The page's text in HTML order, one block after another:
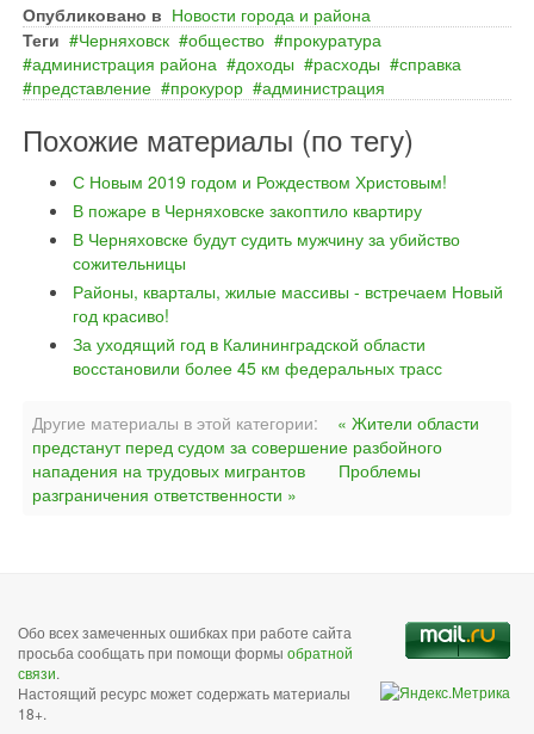
Опубликовано в Новости города и района
Теги
Черняховск общество
прокуратура
администрация района
доходы расходы
справка
представление
прокурор администрация
Похожие материалы (по тегу)
С Новым 2019 годом и Рождеством Христовым!
В пожаре в Черняховске закоптило квартиру
В Черняховске будут судить мужчину за убийство
сожительницы
Районы, кварталы, жилые массивы - встречаем Новый
год красиво!
За уходящий год в Калининградской области
восстановили более 45 км федеральных трасс
Другие материалы в этой категории:
« Жители области
предстанут перед судом за совершение разбойного
нападения на трудовых мигрантов
Проблемы
разграничения ответственности »
Обо всех замеченных ошибках при работе сайта
просьба сообщать при помощи формы обратной
связи.
Настоящий ресурс может содержать материалы
18+.